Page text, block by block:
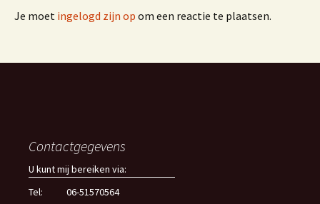
Je moet ingelogd zijn op om een reactie te plaatsen.
Contactgegevens
U kunt mij bereiken via:
Tel:
06-51570564